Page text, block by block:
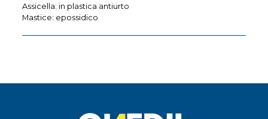
Assicella: in plastica antiurto
Mastice: epossidico